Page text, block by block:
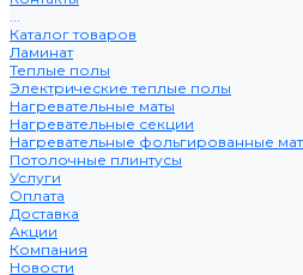
...
Каталог товаров
Ламинат
Теплые полы
Электрические теплые полы
Нагревательные маты
Нагревательные секции
Нагревательные фольгированные
Потолочные плинтусы
Услуги
Оплата
Доставка
Акции
Компания
Новости